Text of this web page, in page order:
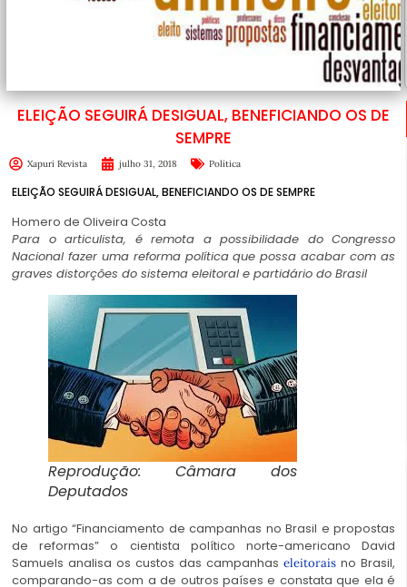
ELEIÇÃO SEGUIRÁ DESIGUAL, BENEFICIANDO OS DE
SEMPRE
Xapuri Revista julho 31, 2018 Política
ELEIÇÃO SEGUIRÁ DESIGUAL, BENEFICIANDO OS DE SEMPRE
Homero de Oliveira Costa
Para o articulista, é remota a possibilidade do Congresso
Nacional fazer uma reforma política que possa acabar com as
graves distorções do sistema eleitoral e partidário do Brasil
Reprodução: Câmara dos
Deputados
No artigo “Financiamento de campanhas no Brasil e propostas
de reformas” o cientista político norte-americano David
Samuels analisa os custos das campanhas eleitorais no Brasil,
comparando-as com a de outros países e constata que ela é